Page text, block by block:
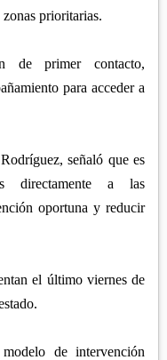
prioritarias.
de primer contacto,
para acceder a
señaló que es
directamente a las
oportuna y reducir
el último viernes de
de intervención